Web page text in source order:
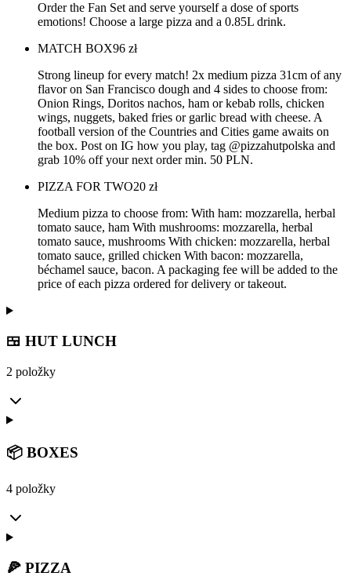
Order the Fan Set and serve yourself a dose of sports
emotions! Choose a large pizza and a 0.85L drink.
MATCH BOX96 zł
Strong lineup for every match! 2x medium pizza 31cm of any
flavor on San Francisco dough and 4 sides to choose from:
Onion Rings, Doritos nachos, ham or kebab rolls, chicken
wings, nuggets, baked fries or garlic bread with cheese. A
football version of the Countries and Cities game awaits on
the box. Post on IG how you play, tag @pizzahutpolska and
grab 10% off your next order min. 50 PLN.
PIZZA FOR TWO20 zł
Medium pizza to choose from: With ham: mozzarella, herbal
tomato sauce, ham With mushrooms: mozzarella, herbal
tomato sauce, mushrooms With chicken: mozzarella, herbal
tomato sauce, grilled chicken With bacon: mozzarella,
béchamel sauce, bacon. A packaging fee will be added to the
price of each pizza ordered for delivery or takeout.
🍱 HUT LUNCH
2 položky
📦 BOXES
4 položky
🍕 PIZZA